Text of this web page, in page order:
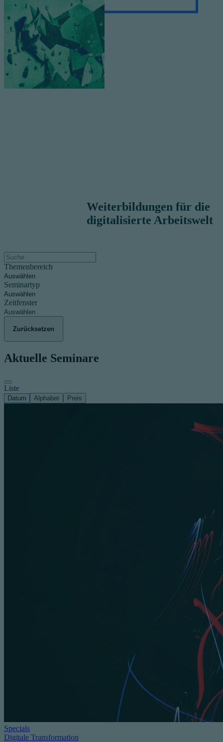
Weiterbildungen für die
digitalisierte Arbeitswelt
Themenbereich
Auswählen
Seminartyp
Auswählen
Zeitfenster
Auswählen
Zurücksetzen
Aktuelle Seminare
Liste
Datum Alphabet Preis
Specials
Digitale Transformation